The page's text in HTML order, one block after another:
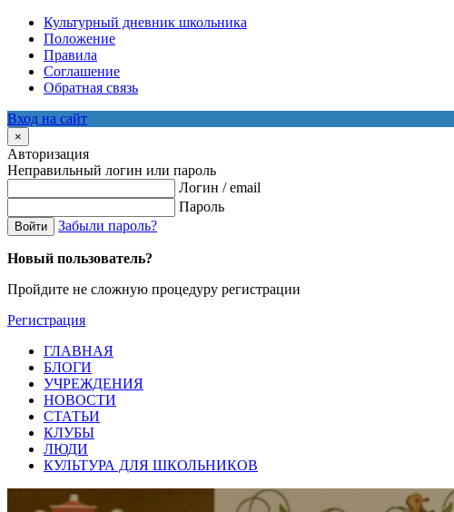
Культурный дневник школьника
Положение
Правила
Соглашение
Обратная связь
Вход на сайт
×
Авторизация
Неправильный логин или пароль
Логин / email
Пароль
Войти Забыли пароль?
Новый пользователь?
Пройдите не сложную процедуру регистрации
Регистрация
ГЛАВНАЯ
БЛОГИ
УЧРЕЖДЕНИЯ
НОВОСТИ
СТАТЬИ
КЛУБЫ
ЛЮДИ
КУЛЬТУРА ДЛЯ ШКОЛЬНИКОВ